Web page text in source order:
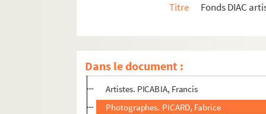
Titre
Fonds DIAC
Dans le document :
Artistes. PIATTELLA,
Artistes. PIAUBERT, Jean
Photographes. PIC, Roger
Artistes. PICABIA, Francis
Photographes. PICARD, Fabrice